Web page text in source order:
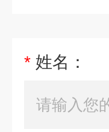
* 姓名：